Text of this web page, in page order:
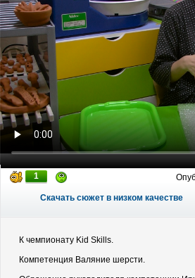
1
Скачать сюжет в низком качестве
К чемпионату Kid Skills.
Компетенция Валяние шерсти.